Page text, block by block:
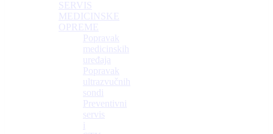
SERVIS
MEDICINSKE
OPREME
Popravak
medicinskih
uređaja
Popravak
ultrazvučnih
sondi
Preventivni
servis